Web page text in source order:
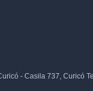
- Casila 737, Curicó